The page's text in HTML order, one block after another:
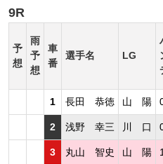
9R
予
想
雨
予
想
車
番
選手名 LG
1 長田 恭徳 山 陽
2 浅野 幸三 川 口
3 丸山 智史 山 陽